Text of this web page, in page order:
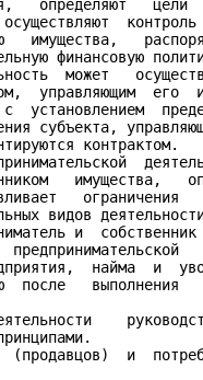
определяют   цели
имущества,
финансовую
может
управляющим  его
с  установлением
субъекта,
контрактом.
имущества,
ограничения
видов
и
найма  и
после   выполнения
(продавцов)  и